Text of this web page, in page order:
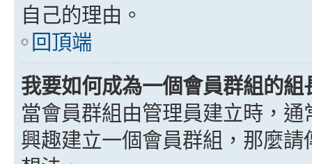
自己的理由。
回頂端
我要如何成為一個會員群組的組
當會員群組由管理員建立時，
興趣建立一個會員群組，那麼